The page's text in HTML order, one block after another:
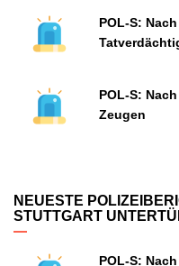
POL-S:
POL-S:
Zeugen
NEUESTE
STUTTGART
POL-S: